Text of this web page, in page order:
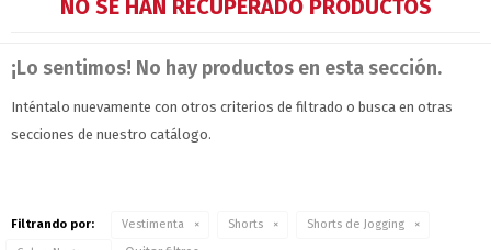
NO SE HAN RECUPERADO PRODUCTOS
¡Lo sentimos! No hay productos en esta sección.
Inténtalo nuevamente con otros criterios de filtrado o busca en otras
secciones de nuestro catálogo.
Filtrando por: Vestimenta Shorts
Shorts de Jogging